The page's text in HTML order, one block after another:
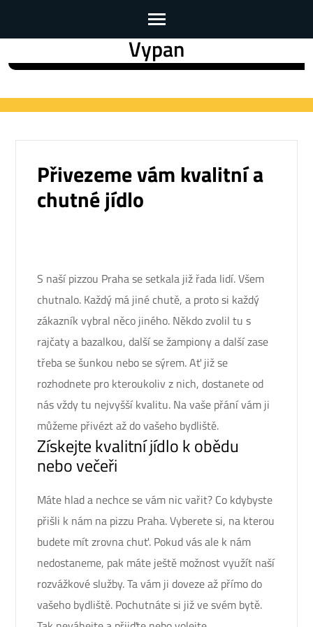
to
(Press
Vypan
Přivezeme vám kvalitní a
chutné jídlo
S našípizzou Prahase setkala již řada lidí. Všem
chutnalo. Každý má jiné chutě, a proto si každý
zákazník vybral něco jiného. Někdo zvolil tu s
rajčaty a bazalkou, další se žampiony a další zase
třeba se šunkou nebo se sýrem. Ať již se
rozhodnete pro kteroukoliv z nich, dostanete od
nás vždy tu nejvyšší kvalitu. Na vaše přání vám ji
můžeme přivézt až do vašeho bydliště.
Získejte kvalitní jídlo k obědu
nebo večeři
Máte hlad a nechce se vám nic vařit? Co kdybyste
přišli k nám na pizzu Praha. Vyberete si, na kterou
budete mít zrovna chuť. Pokud vás ale k nám
nedostaneme, pak máte ještě možnost využít naší
rozvážkové služby. Ta vám ji doveze až přímo do
vašeho bydliště. Pochutnáte si již ve svém bytě.